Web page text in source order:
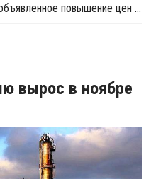
ExxonMobil подтвердила ранее объявленное повышение цен ПЭ на февраль
вырос в ноябре